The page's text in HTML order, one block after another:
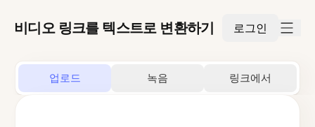
비디오 링크를 텍스트로 변환하기 로그인
업로드 녹음 링크에서